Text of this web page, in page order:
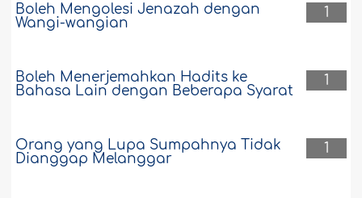
1
Boleh Mengolesi Jenazah dengan
Wangi-wangian
1
Boleh Menerjemahkan Hadits ke
Bahasa Lain dengan Beberapa Syarat
1
Orang yang Lupa Sumpahnya Tidak
Dianggap Melanggar